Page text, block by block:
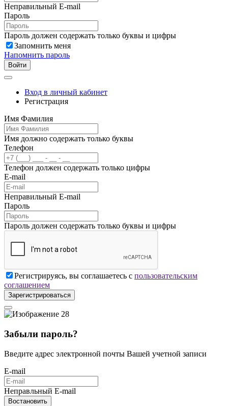
Неправильный E-mail
Пароль
Пароль должен содержать только буквы и цифры
Запомнить меня
Напомнить пароль
Войти
Вход в личный кабинет
Регистрация
Имя Фамилия
Имя должно содержать только буквы
Телефон
Телефон должен содержать только цифры
E-mail
Неправильный E-mail
Пароль
Пароль должен содержать только буквы и цифры
Регистрируясь, вы соглашаетесь с пользовательским
соглашением
Зарегистрироваться
Забыли пароль?
Введите адрес электронной почты Вашей учетной записи
E-mail
Неправльный E-mail
Востановить